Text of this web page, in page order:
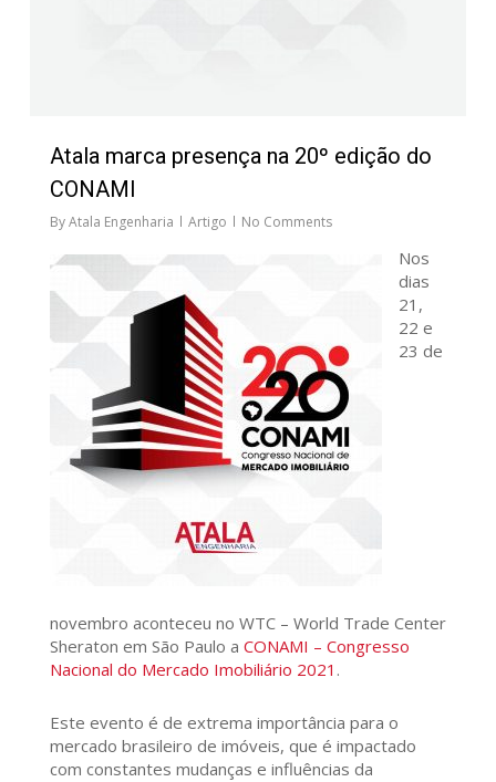
Atala marca presença na 20º edição do
CONAMI
ByAtala Engenharia Artigo No Comments
Nos
dias
21,
22 e
23 de
novembro aconteceu no WTC – World Trade Center
Sheraton em São Paulo a CONAMI – Congresso
Nacional do Mercado Imobiliário 2021 .
Este evento é de extrema importância para o
mercado brasileiro de imóveis, que é impactado
com constantes mudanças e influências da